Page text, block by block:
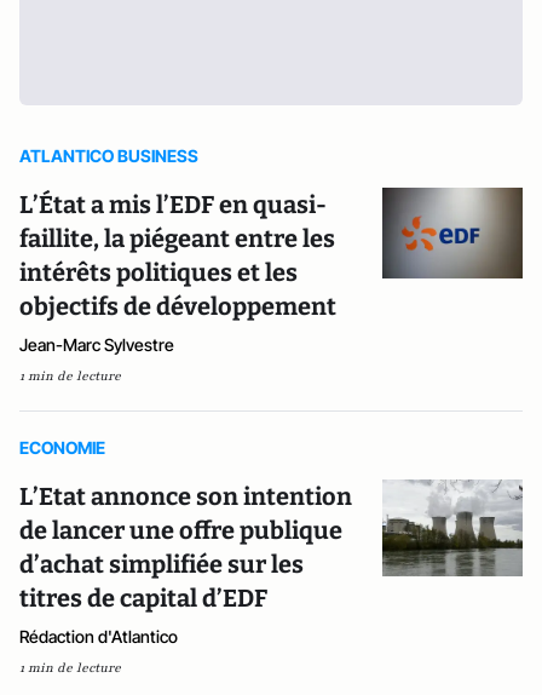
ATLANTICO BUSINESS
L’État a mis l’EDF en quasi-
faillite, la piégeant entre les
intérêts politiques et les
objectifs de développement
Jean-Marc Sylvestre
1 min de lecture
ECONOMIE
L’Etat annonce son intention
de lancer une offre publique
d’achat simplifiée sur les
titres de capital d’EDF
Rédaction d'Atlantico
1 min de lecture